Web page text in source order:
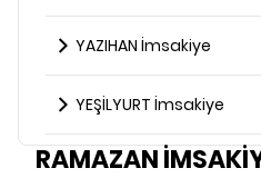
YAZIHAN İmsakiye
YEŞİLYURT İmsakiye
RAMAZAN